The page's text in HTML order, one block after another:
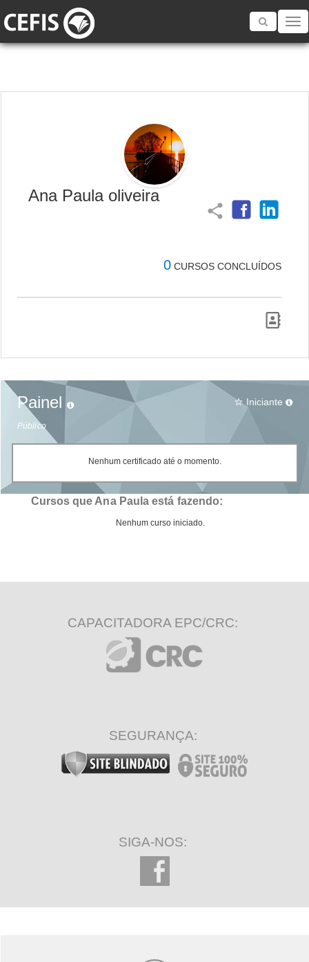
Toggle
Ana Paula oliveira
share
0 CURSOS CONCLUÍDOS
Painel
Público
star_border Iniciante
Nenhum certificado até o momento.
Cursos que Ana Paula está fazendo:
Nenhum curso iniciado.
CAPACITADORA EPC/CRC:
SEGURANÇA:
SIGA-NOS: